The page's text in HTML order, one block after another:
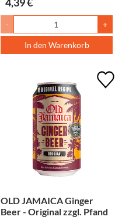
- +
In den Warenkorb
OLD JAMAICA Ginger
Beer - Original zzgl. Pfand